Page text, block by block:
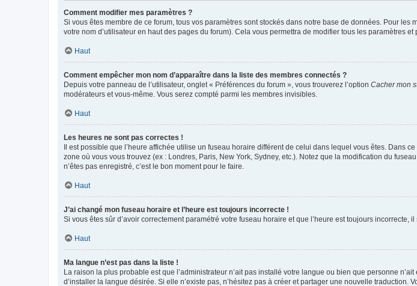
Comment modifier mes paramètres ?
Si vous êtes membre de ce forum, tous vos paramètres sont stockés dans notre base de données. Pour les
votre nom d’utilisateur en haut des pages du forum). Cela vous permettra de modifier tous les paramètres et
Haut
Comment empêcher mon nom d’apparaître dans la liste des membres connectés ?
Depuis votre panneau de l’utilisateur, onglet « Préférences du forum », vous trouverez l’option Cacher mon
modérateurs et vous-même. Vous serez compté parmi les membres invisibles.
Haut
Les heures ne sont pas correctes !
Il est possible que l’heure affichée utilise un fuseau horaire différent de celui dans lequel vous êtes. Dans
zone où vous vous trouvez (ex : Londres, Paris, New York, Sydney, etc.). Notez que la modification du
n’êtes pas enregistré, c’est le bon moment pour le faire.
Haut
J’ai changé mon fuseau horaire et l’heure est toujours incorrecte !
Si vous êtes sûr d’avoir correctement paramétré votre fuseau horaire et que l’heure est toujours
Haut
Ma langue n’est pas dans la liste !
La raison la plus probable est que l’administrateur n’ait pas installé votre langue ou bien que personne
d’installer la langue désirée. Si elle n’existe pas, n’hésitez pas à créer et partager une nouvelle traduction.